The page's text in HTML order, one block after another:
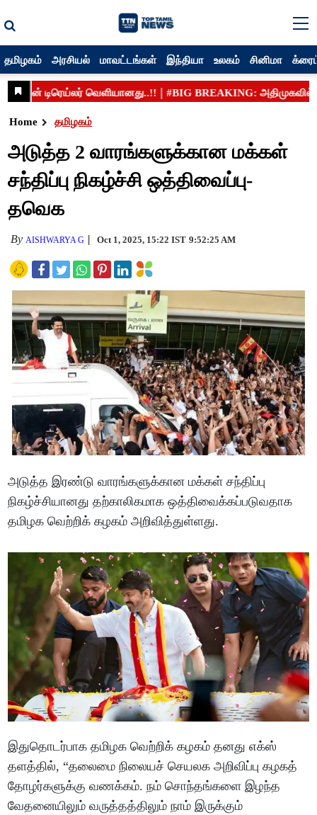
தமிழகம் அரசியல் மாவட்டங்கள் இந்தியா உலகம் சினிமா
Home தமிழகம்
அடுத்த 2 வாரங்களுக்கான மக்கள்
சந்திப்பு நிகழ்ச்சி ஒத்திவைப்பு-
தவெக
By AISHWARYA G Oct 1, 2025, 15:22 IST 9:52:25 AM
அடுத்த இரண்டு வாரங்களுக்கான மக்கள் சந்திப்பு
நிகழ்ச்சியானது தற்காலிகமாக ஒத்திவைக்கப்படுவதாக
தமிழக வெற்றிக் கழகம் அறிவித்துள்ளது.
இதுதொடர்பாக தமிழக வெற்றிக் கழகம் தனது எக்ஸ்
தளத்தில், “தலைமை நிலையச் செயலக அறிவிப்பு கழகத்
தோழர்களுக்கு வணக்கம். நம் சொந்தங்களை இழந்த
வேதனையிலும் வருத்தத்திலும் நாம் இருக்கும்